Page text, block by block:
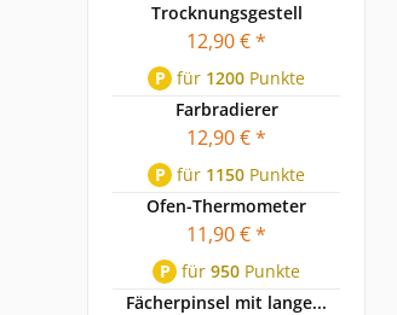
Trocknungsgestell
12,90 € *
P für 1200 Punkte
Farbradierer
12,90 € *
P für 1150 Punkte
Ofen-Thermometer
11,90 € *
P für 950 Punkte
Fächerpinsel mit lange...